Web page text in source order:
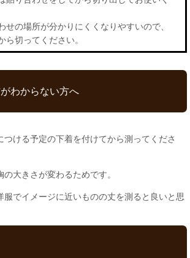
せの場所が分かりにくくなりやすいので、
ら切ってください。
わからない方へ
つける予定の下着を付けてから測ってくださ
大きさが変わるためです。
服でイメージに近いものの丈を測ると良いと思